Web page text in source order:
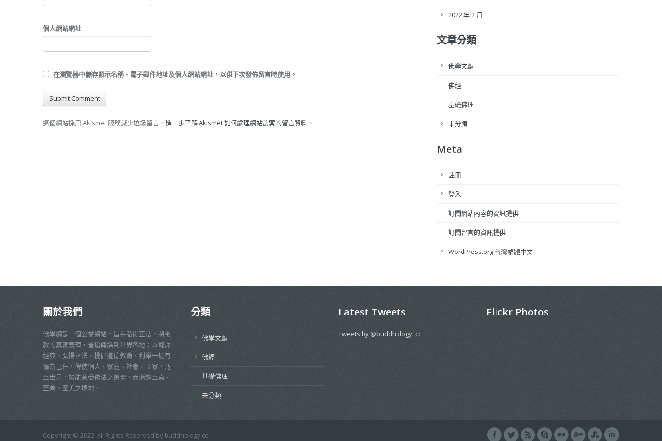
個人網站網址
在瀏覽器中儲存顯示名稱、電子郵件地址及個人網站網址，以供下次發佈留言時使用。
這個網站採用 Akismet 服務減少垃圾留言。 進一步了解 Akismet 如何處理網站訪客的留言資料 。
2022 年 2 月
文章分類
佛學文獻
佛經
基礎佛理
未分類
Meta
註冊
登入
訂閱網站內容的資訊提供
訂閱留言的資訊提供
WordPress.org 台灣繁體中文
關於我們
佛學網是一個公益網站，旨在弘揚正法，將佛
教的真實義理，普遍傳播到世界各地；以翻譯
經典、弘揚正法、提倡道德教育、利樂一切有
情為己任，俾使個人、家庭、社會、國家，乃
至世界，皆能蒙受佛法之薰習，而漸趨至真、
至善、至美之境地。
分類
佛學文獻
佛經
基礎佛理
未分類
Latest Tweets
Tweets by @buddhology_cc
Flickr Photos
Copyright © 2022. All Rights Reserved by buddhology.cc